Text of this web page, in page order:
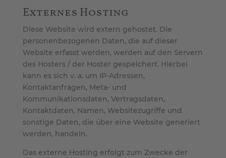
Externes Hosting
Diese Website wird extern gehostet. Die
personenbezogenen Daten, die auf dieser
Website erfasst werden, werden auf den Servern
des Hosters / der Hoster gespeichert. Hierbei
kann es sich v. a. um IP-Adressen,
Kontaktanfragen, Meta- und
Kommunikationsdaten, Vertragsdaten,
Kontaktdaten, Namen, Websitezugriffe und
sonstige Daten, die über eine Website generiert
werden, handeln.
Das externe Hosting erfolgt zum Zwecke der